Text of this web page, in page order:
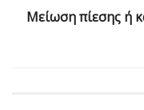
Μείωση πίεσης ή